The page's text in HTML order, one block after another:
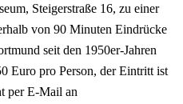
Steigerstraße 16, zu einer
von 90 Minuten Eindrücke
seit den 1950er-Jahren
Euro pro Person, der Eintritt ist
per E-Mail an